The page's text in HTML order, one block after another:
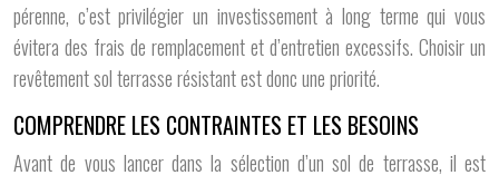
pérenne, c’est privilégier un investissement à long terme qui vous
évitera des frais de remplacement et d’entretien excessifs. Choisir un
revêtement sol terrasse résistant est donc une priorité.
COMPRENDRE LES CONTRAINTES ET LES BESOINS
Avant de vous lancer dans la sélection d’un sol de terrasse, il est